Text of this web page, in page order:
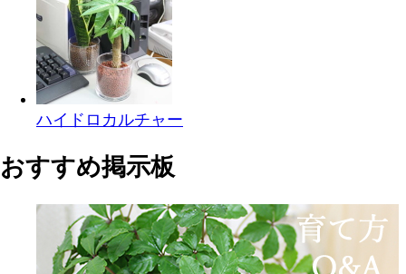
ハイドロカルチャー
おすすめ掲示板